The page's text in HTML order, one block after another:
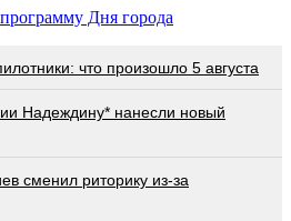
Дня города
что произошло 5 августа
Надеждину* нанесли новый
сменил риторику из-за